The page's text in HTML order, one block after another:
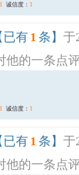
1 诚信度： 1
已有 1 条】 于
他的一条点
1 诚信度： 1
已有 1 条】 于
他的一条点